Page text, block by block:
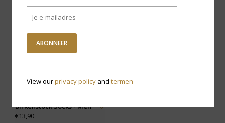
Birkenstock Socks - Men
€13,90
ABONNEER
View ourprivacy policyand termen